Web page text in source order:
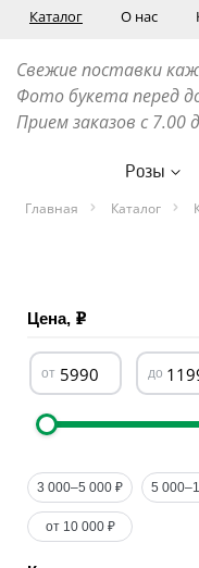
Каталог О нас
Свежие поставки
Фото букета перед
Прием заказов с 7.00
Розы
Главная Каталог
Цена,
3 000–5 000 ₽ 5
от 10 000 ₽